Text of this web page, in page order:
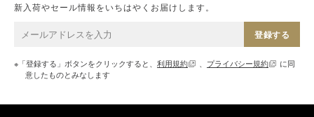
新入荷やセール情報をいちはやくお届けします。
登録する
※「登録する」ボタンをクリックすると、 利用規約 、 プライバシー規約
に同
意したものとみなします